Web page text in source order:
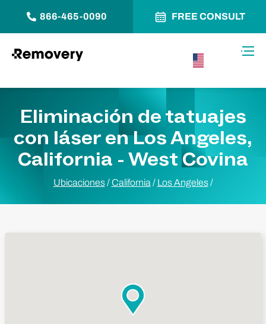
866-465-0090 FREE CONSULT
Eliminación de tatuajes
con láser en Los Angeles,
California - West Covina
Ubicaciones /California / Los Angeles /